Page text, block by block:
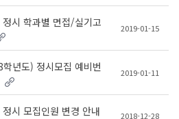
시 학과별 면접/실기고
2019-01-15
년도) 정시모집 예비번
2019-01-11
시 모집인원 변경 안내 2018-12-28